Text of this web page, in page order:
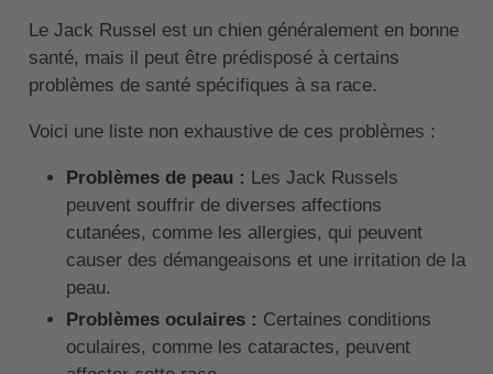
Le Jack Russel est un chien généralement en bonne
santé, mais il peut être prédisposé à certains
problèmes de santé spécifiques à sa race.
Voici une liste non exhaustive de ces problèmes :
Problèmes de peau : Les Jack Russels
peuvent souffrir de diverses affections
cutanées, comme les allergies, qui peuvent
causer des démangeaisons et une irritation de la
peau.
Problèmes oculaires : Certaines conditions
oculaires, comme les cataractes, peuvent